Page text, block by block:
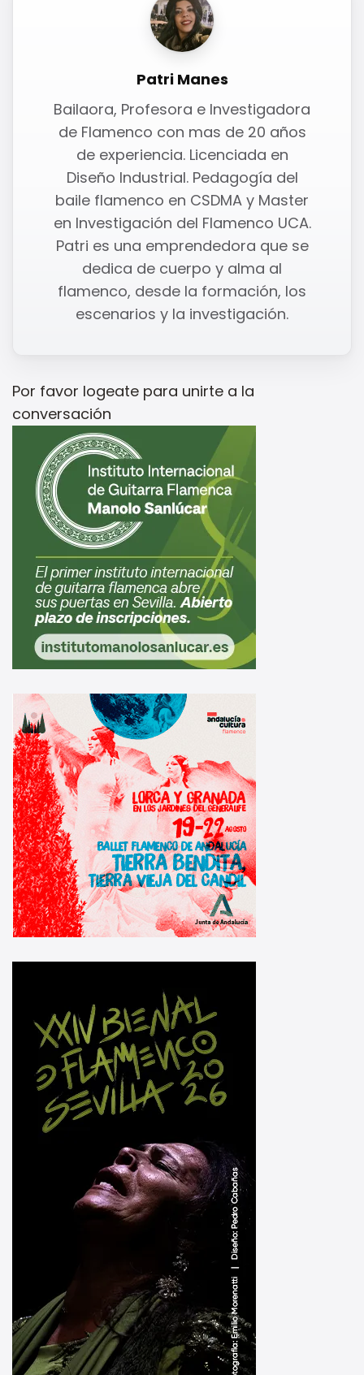
Patri Manes
Bailaora, Profesora e Investigadora
de Flamenco con mas de 20 años
de experiencia. Licenciada en
Diseño Industrial. Pedagogía del
baile flamenco en CSDMA y Master
en Investigación del Flamenco UCA.
Patri es una emprendedora que se
dedica de cuerpo y alma al
flamenco, desde la formación, los
escenarios y la investigación.
Por favor logeate para unirte a la
conversación